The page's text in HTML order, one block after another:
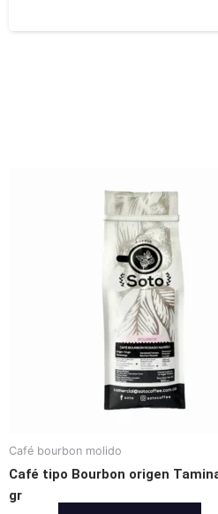
Café bourbon molido
Café tipo Bourbon origen
gr